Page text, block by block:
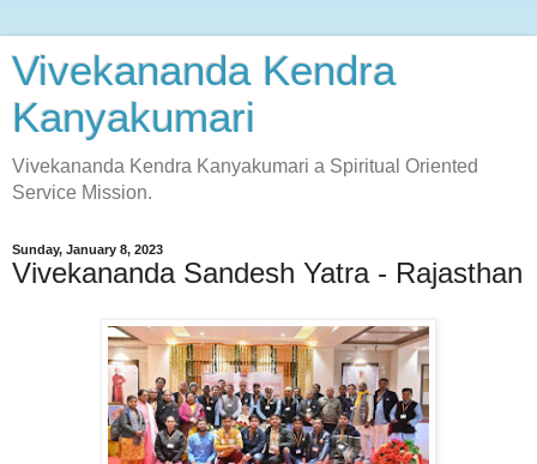
Vivekananda Kendra
Kanyakumari
Vivekananda Kendra Kanyakumari a Spiritual Oriented
Service Mission.
Sunday, January 8, 2023
Vivekananda Sandesh Yatra - Rajasthan